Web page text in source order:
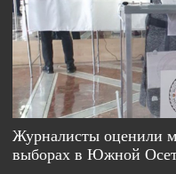
Журналисты оценили
выборах в Южной